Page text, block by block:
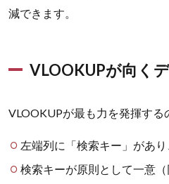
構成
み方
号の
方と
範囲
固定
減できます。
VLOOKUPが向く
VLOOKUPが最も力を発揮する
左端列に「検索キー」があ
検索キーが原則として一意（